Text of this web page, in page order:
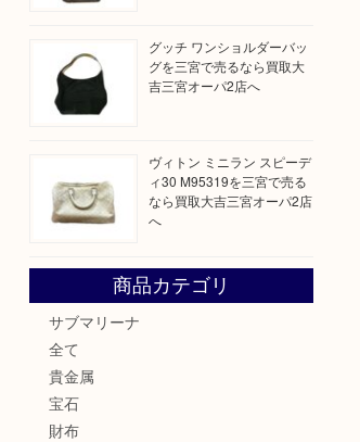
グッチ ワンショルダーバッ
グを三宮で売るなら買取大
吉三宮オーパ2店へ
ヴィトン ミニラン スピーデ
ィ30 M95319を三宮で売る
なら買取大吉三宮オーパ2店
へ
商品カテゴリ
サブマリーナ
全て
貴金属
宝石
財布